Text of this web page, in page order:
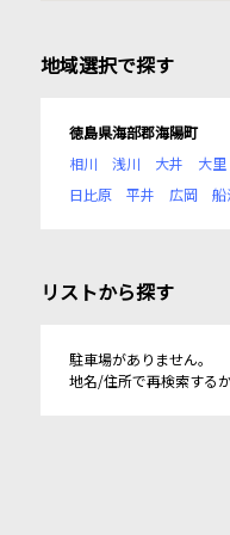
地域選択で探す
徳島県海部郡海陽町
相川
浅川 大井 大里
日比原
平井 広岡 船
リストから探す
駐車場がありません。
地名/住所で再検索する